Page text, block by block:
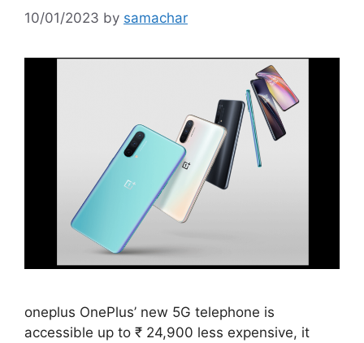
10/01/2023 by samachar
oneplus OnePlus’ new 5G telephone is
accessible up to ₹ 24,900 less expensive, it